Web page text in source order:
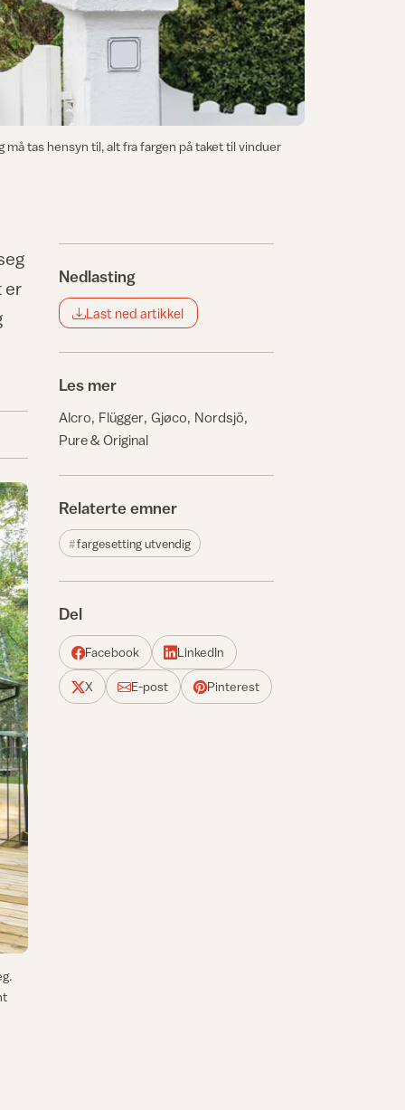
tas hensyn til, alt fra fargen på taket til vinduer
er
Nedlasting
Last ned artikkel
Les mer
Alcro Flügger Gjøco Nordsjö
Pure & Original
Relaterte emner
fargesetting utvendig
Del
Facebook LinkedIn
X E-post Pinterest